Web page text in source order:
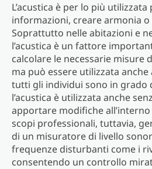
L’acustica è per lo più
informazioni, creare armonia
Soprattutto nelle abitazioni e
l’acustica è un fattore
calcolare le necessarie misure
ma può essere utilizzata
tutti gli individui sono in grado
l’acustica è utilizzata anche
apportare modifiche
scopi professionali, tuttavia,
di un misuratore di livello
frequenze disturbanti come i
consentendo un controllo